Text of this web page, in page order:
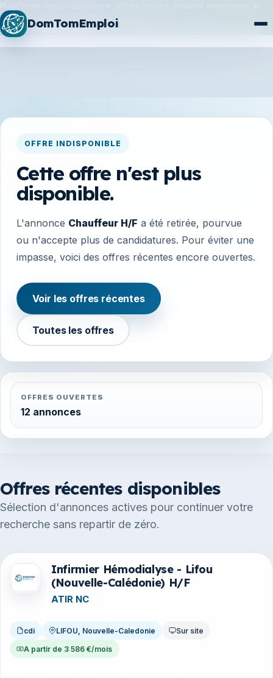
Plateforme emploi ultramarine, offres locales, annuaire employeurs et
synchronisation France Travail / Alternance.
Plan du siteFormations
DomTomEmploi
OFFRE INDISPONIBLE
Cette offre n'est plus
disponible.
L'annonce Chauffeur H/F a été retirée, pourvue
ou n'accepte plus de candidatures. Pour éviter une
impasse, voici des offres récentes encore ouvertes.
Voir les offres récentes
Toutes les offres
OFFRES OUVERTES
12 annonces
Offres récentes disponibles
Sélection d'annonces actives pour continuer votre
recherche sans repartir de zéro.
Infirmier Hémodialyse - Lifou
(Nouvelle-Calédonie) H/F
ATIR NC
cdi LIFOU, Nouvelle-Caledonie Sur site
A partir de 3 586 €/mois
Offres en Nouvelle-Caledonie